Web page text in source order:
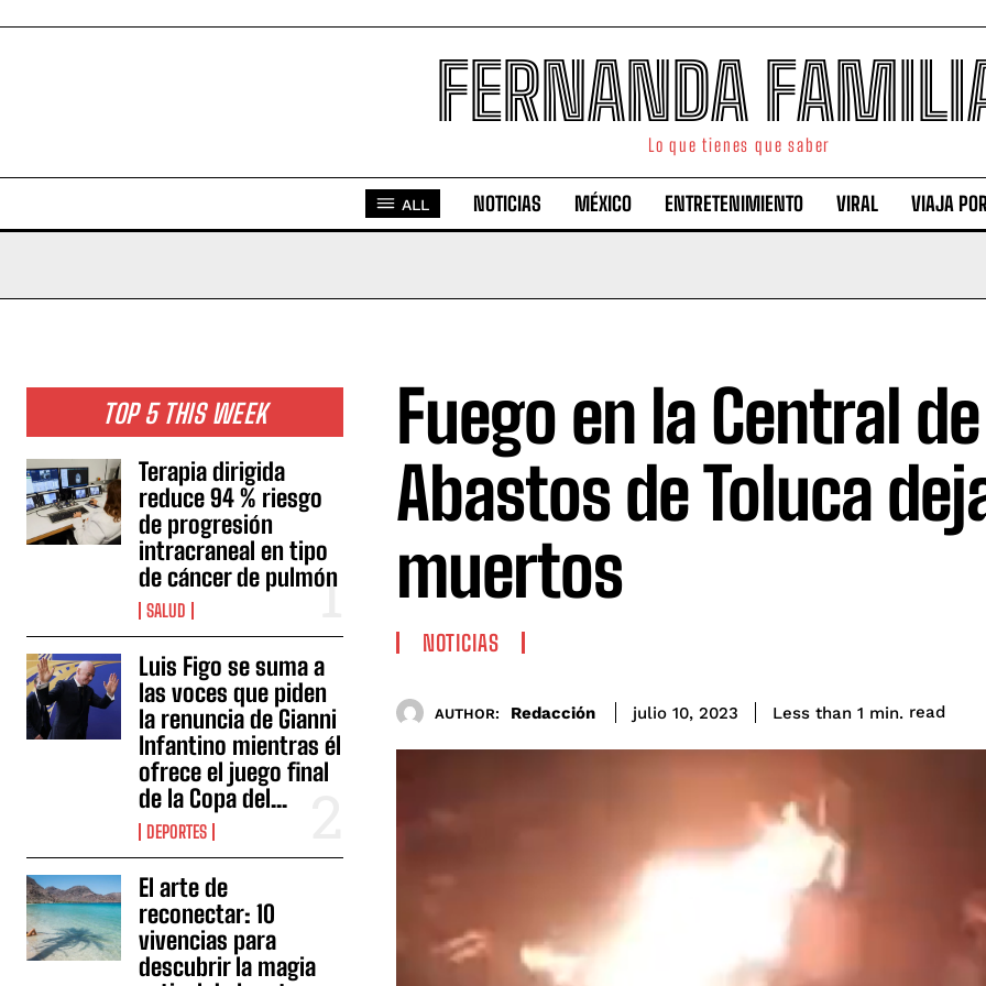
FERNANDA
Lo que tienes que saber
ALL NOTICIAS MÉXICO ENTRETENIMIENTO VIRAL VIAJA
TOP 5 THIS WEEK
Terapia dirigida
reduce 94 % riesgo
de progresión
intracraneal en tipo
de cáncer de pulmón
SALUD
Luis Figo se suma a
las voces que piden
la renuncia de Gianni
Infantino mientras él
ofrece el juego final
de la Copa del...
DEPORTES
El arte de
reconectar: 10
vivencias para
descubrir la magia
Fuego en la Central de
Abastos de Toluca
muertos
NOTICIAS
AUTHOR: Redacción julio 10, 2023 Less than 1 min. read